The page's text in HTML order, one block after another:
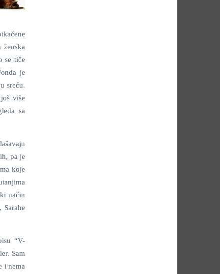
se tiče
je
sreću.
više
sa
pa je
koje
način
“V-
Sam
i nema